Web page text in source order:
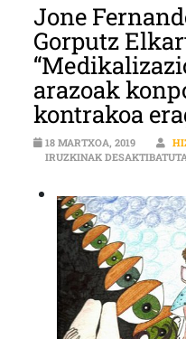
Jone
Gorputz
arazoak
kontrakoa
18 MARTXOA, 2019
IRUZKINAK